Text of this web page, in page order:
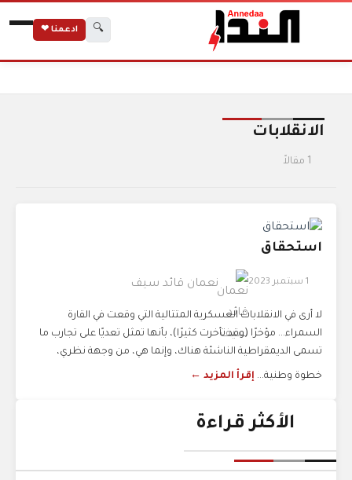
🔍 ادعمنا ❤
الانقلابات
1 مقالاً
استحقاق
1 سبتمبر 2023 نعمان قائد سيف
لا أرى في الانقلابات العسكرية المتتالية التي وقعت في القارة
السمراء... مؤخرًا (وقد تأخرت كثيرًا)، بأنها تمثل تعديًا على تجارب ما
تسمى الديمقراطية الناشئة هناك، وإنما هي، من وجهة نظري،
خطوة وطنية... إقرأ المزيد ←
الأكثر قراءة